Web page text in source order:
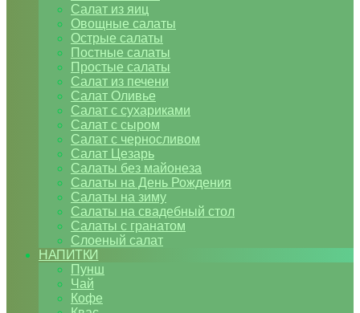
Салат из яиц
Овощные салаты
Острые салаты
Постные салаты
Простые салаты
Салат из печени
Салат Оливье
Салат с сухариками
Салат с сыром
Салат с черносливом
Салат Цезарь
Салаты без майонеза
Салаты на День Рождения
Салаты на зиму
Салаты на свадебный стол
Салаты с гранатом
Слоеный салат
НАПИТКИ
Пунш
Чай
Кофе